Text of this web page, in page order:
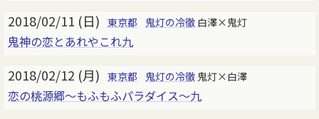
2018/02/11 (日) 東京都 鬼灯の冷徹 白澤×鬼灯
鬼神の恋とあれやこれ九
2018/02/12 (月) 東京都 鬼灯の冷徹 鬼灯×白澤
恋の桃源郷～もふもふパラダイス～九